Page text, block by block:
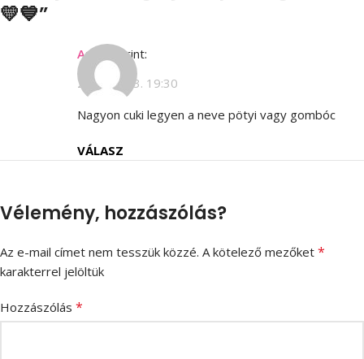
💛💙”
Ann
szerint:
2020.10.03. 19:30
Nagyon cuki legyen a neve pötyi vagy gombóc
VÁLASZ
Vélemény, hozzászólás?
Az e-mail címet nem tesszük közzé. A kötelező mezőket *
karakterrel jelöltük
Hozzászólás *